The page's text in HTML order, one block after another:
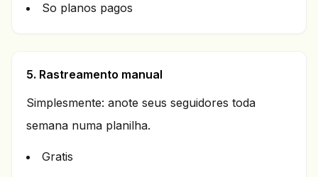
So planos pagos
5. Rastreamento manual
Simplesmente: anote seus seguidores toda
semana numa planilha.
Gratis